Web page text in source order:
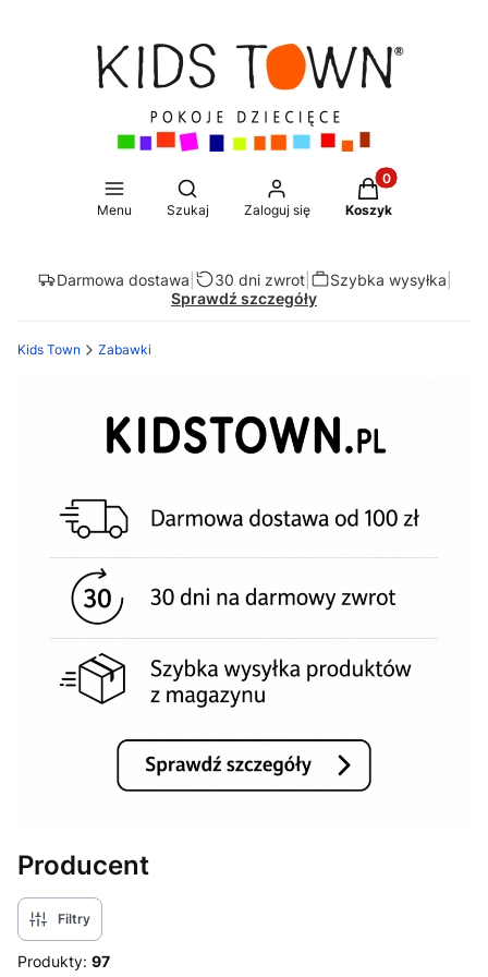
Menu
Otwórz wyszukiwarkę
Szukaj Zaloguj się
Produkty w
Koszyk
Darmowa dostawa 30 dni zwrot| Szybka wysyłka
Sprawdź szczegóły
Kids Town Zabawki
Producent
Filtry
Produkty: 97